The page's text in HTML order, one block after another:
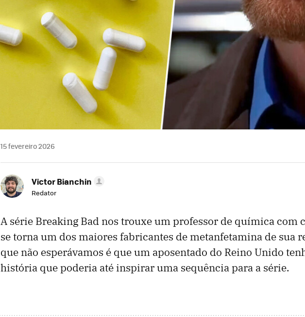
15 fevereiro 2026
Victor Bianchin
Redator
A série Breaking Bad nos trouxe um professor de química com
se torna um dos maiores fabricantes de metanfetamina de sua
que não esperávamos é que um aposentado do Reino Unido
história que poderia até inspirar uma sequência para a série.